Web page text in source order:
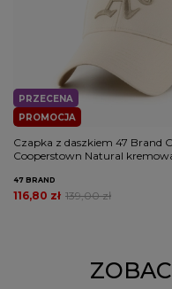
PROMOCJA
PRZECENA
Czapka z daszkiem 47 Brand
Cooperstown Natural
47 BRAND
139,00 zł
116,80 zł